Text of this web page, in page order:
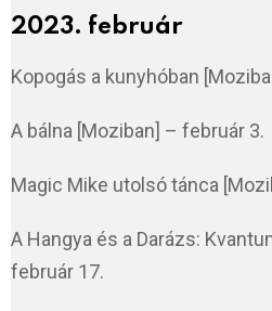
2023. február
Kopogás a kunyhóban
A bálna [Moziban] – február 3.
Magic Mike utolsó tánca
A Hangya és a Darázs:
február 17.